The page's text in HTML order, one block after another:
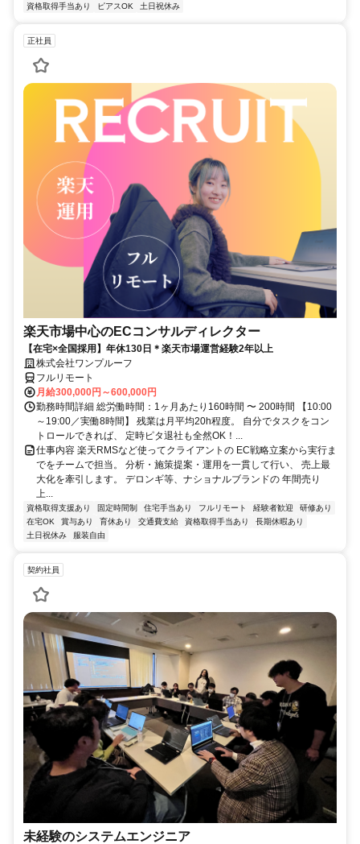
資格取得手当あり
ピアスOK 土日祝休み
正社員
楽天市場中心のECコンサルディレクター
【在宅×全国採用】年休130日＊楽天市場運営経験2年以上
株式会社ワンプルーフ
フルリモート
月給300,000円～600,000円
勤務時間詳細 総労働時間：1ヶ月あたり160時間 〜 200時間 【10:00
～19:00／実働8時間】 残業は月平均20h程度。 自分でタスクをコン
トロールできれば、 定時ピタ退社も全然OK！...
仕事内容 楽天RMSなど使ってクライアントの EC戦略立案から実行ま
でをチームで担当。 分析・施策提案・運用を一貫して行い、 売上最
大化を牽引します。 デロンギ等、ナショナルブランドの 年間売り
上...
資格取得支援あり 固定時間制 住宅手当あり フルリモート 経験者歓迎
研修あり
在宅OK
賞与あり 育休あり 交通費支給 資格取得手当あり
長期休暇あり
土日祝休み
服装自由
契約社員
未経験のシステムエンジニア